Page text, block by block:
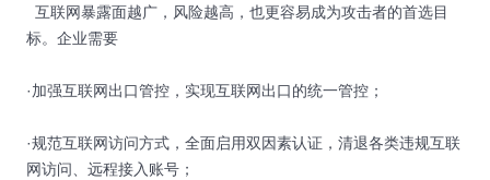
互联网暴露面越广，风险越高，也更容易成为攻击者的首选目
标。企业需要
·加强互联网出口管控，实现互联网出口的统一管控；
·规范互联网访问方式，全面启用双因素认证，清退各类违规互联
网访问、远程接入账号；